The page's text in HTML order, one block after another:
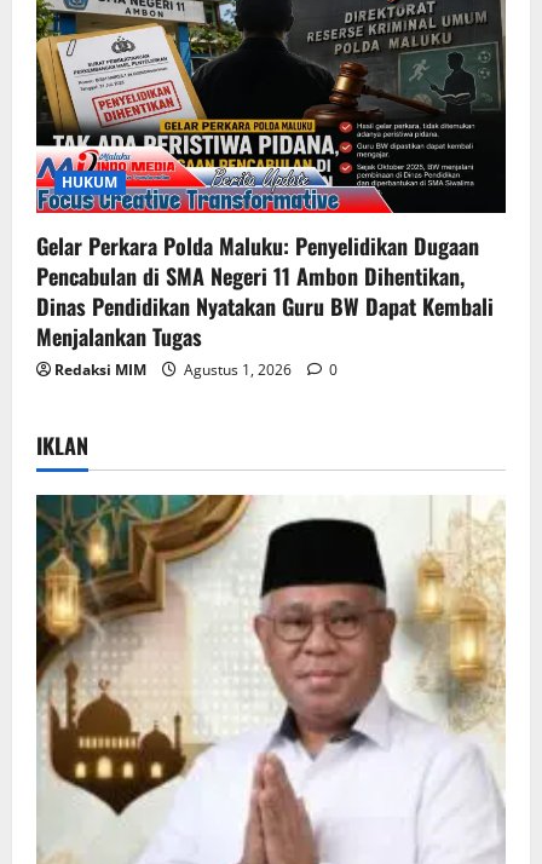
HUKUM
Gelar Perkara Polda Maluku: Penyelidikan Dugaan
Pencabulan di SMA Negeri 11 Ambon Dihentikan,
Dinas Pendidikan Nyatakan Guru BW Dapat Kembali
Menjalankan Tugas
Redaksi MIM Agustus 1, 2026 0
IKLAN